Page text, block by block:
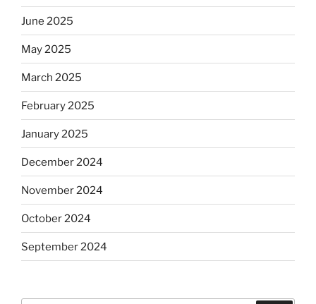
June 2025
May 2025
March 2025
February 2025
January 2025
December 2024
November 2024
October 2024
September 2024